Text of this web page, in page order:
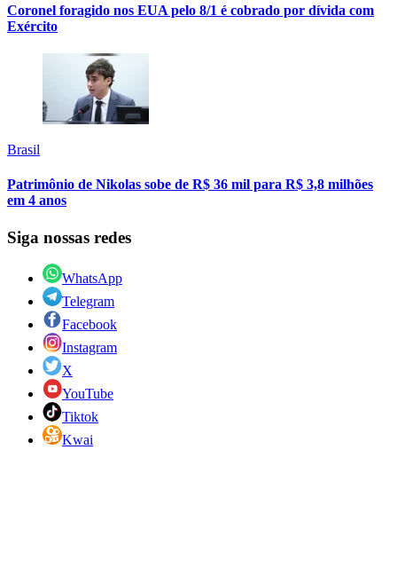
Coronel foragido nos EUA pelo 8/1 é cobrado por dívida com
Exército
Brasil
Patrimônio de Nikolas sobe de R$ 36 mil para R$ 3,8 milhões
em 4 anos
Siga nossas redes
WhatsApp
Telegram
Facebook
Instagram
X
YouTube
Tiktok
Kwai